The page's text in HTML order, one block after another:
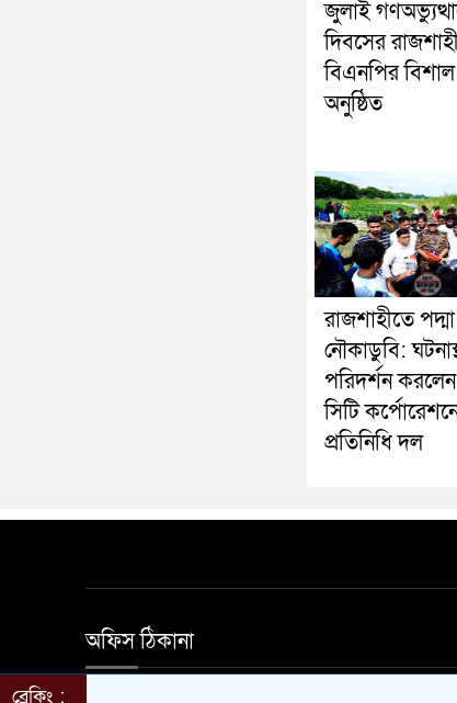
জুলাই
দিবসের
বিএনপির
অনুষ্ঠিত
রাজশাহীতে
নৌকাডুবি:
পরিদর্শন
সিটি
প্রতিনিধি দল
অফিস ঠিকানা
ব্রেকিং :